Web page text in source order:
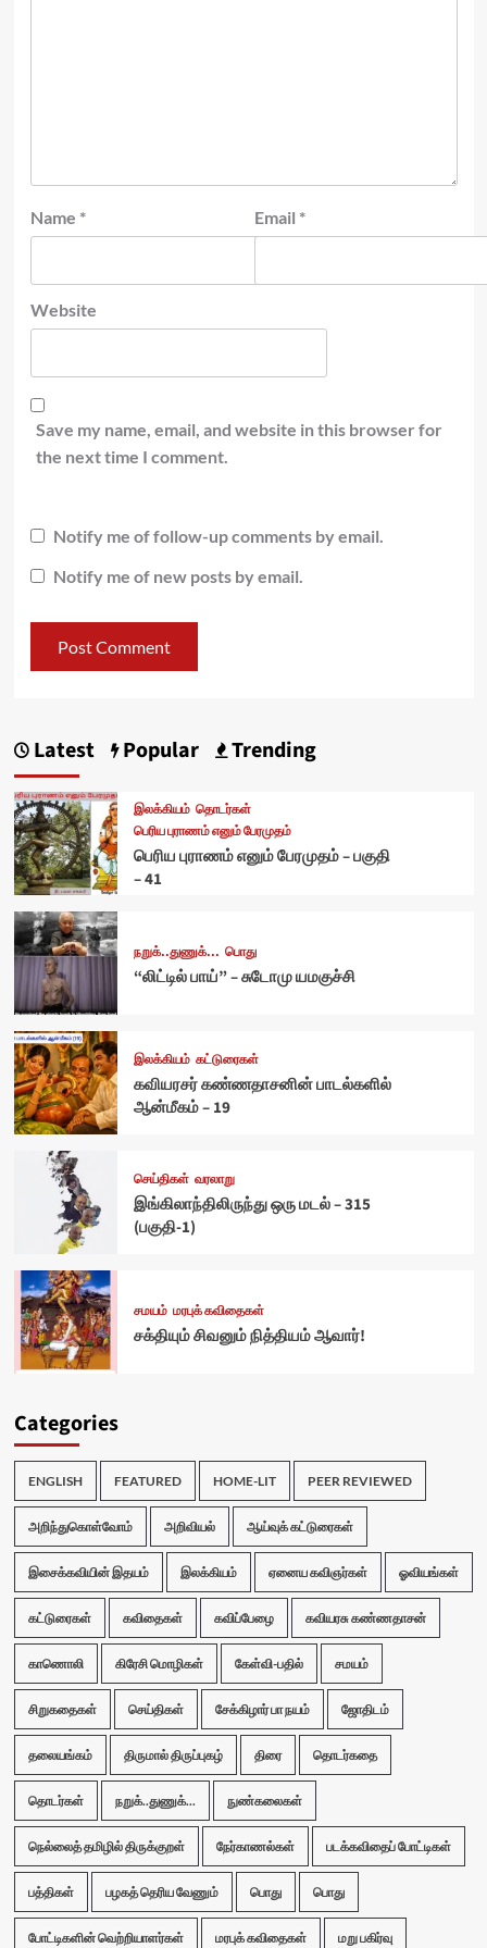
Name * Email *
Website
Save my name, email, and website in this browser for
the next time I comment.
Notify me of follow-up comments by email.
Notify me of new posts by email.
Latest Popular Trending
இலக்கியம் தொடர்கள்
பெரிய புராணம் எனும் பேரமுதம்
பெரிய புராணம் எனும் பேரமுதம் – பகுதி
– 41
நறுக்..துணுக்... பொது
“லிட்டில் பாய்” – சுடோமு யமகுச்சி
இலக்கியம் கட்டுரைகள்
கவியரசர் கண்ணதாசனின் பாடல்களில்
ஆன்மீகம் – 19
செய்திகள் வரலாறு
இங்கிலாந்திலிருந்து ஒரு மடல் – 315
(பகுதி-1)
சமயம் மரபுக் கவிதைகள்
சக்தியும் சிவனும் நித்தியம் ஆவார்!
Categories
ENGLISH FEATURED HOME-LIT PEER REVIEWED
அறிந்துகொள்வோம் அறிவியல் ஆய்வுக் கட்டுரைகள்
இசைக்கவியின் இதயம் இலக்கியம் ஏனைய கவிஞர்கள் ஓவியங்கள்
கட்டுரைகள் கவிதைகள் கவிப்பேழை கவியரசு கண்ணதாசன்
காணொலி கிரேசி மொழிகள் கேள்வி-பதில் சமயம்
சிறுகதைகள் செய்திகள் சேக்கிழார் பா நயம் ஜோதிடம்
தலையங்கம் திருமால் திருப்புகழ் திரை தொடர்கதை
தொடர்கள் நறுக்..துணுக்... நுண்கலைகள்
நெல்லைத் தமிழில் திருக்குறள் நேர்காணல்கள் படக்கவிதைப் போட்டிகள்
பத்திகள் பழகத் தெரிய வேணும் பொது பொது
போட்டிகளின் வெற்றியாளர்கள் மரபுக் கவிதைகள் மறு பகிர்வு